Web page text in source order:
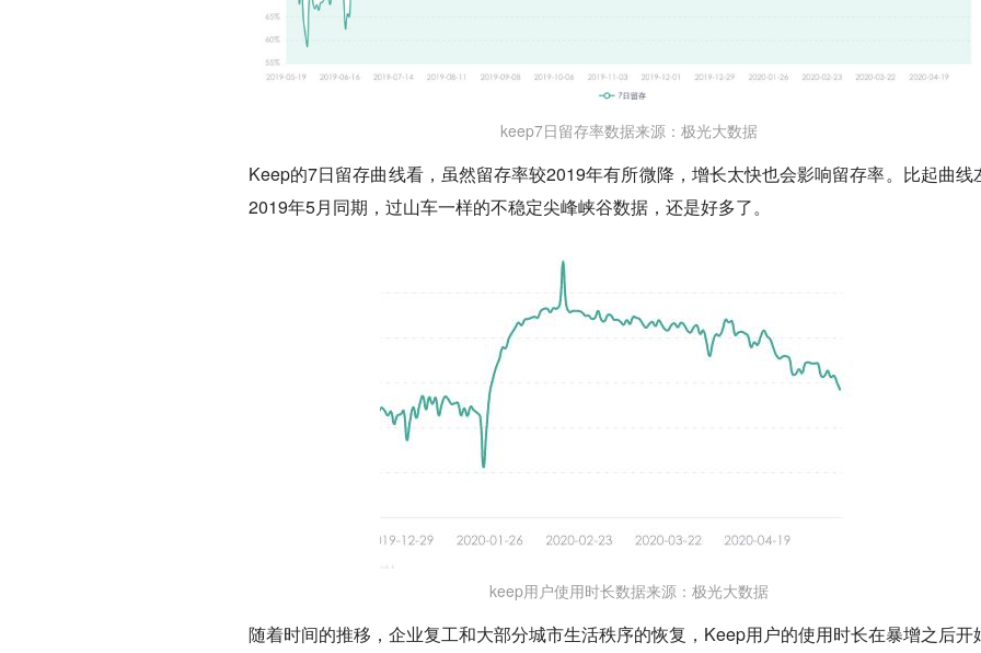
keep7日留存率数据来源：极光大数据
Keep的7日留存曲线看，虽然留存率较2019年有所微降，增长太快也会影响留存率。比起曲线
2019年5月同期，过山车一样的不稳定尖峰峡谷数据，还是好多了。
keep用户使用时长数据来源：极光大数据
随着时间的推移，企业复工和大部分城市生活秩序的恢复，Keep用户的使用时长在暴增之后开